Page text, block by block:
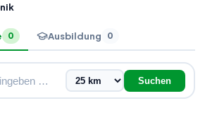
0 Ausbildung 0
Suchen